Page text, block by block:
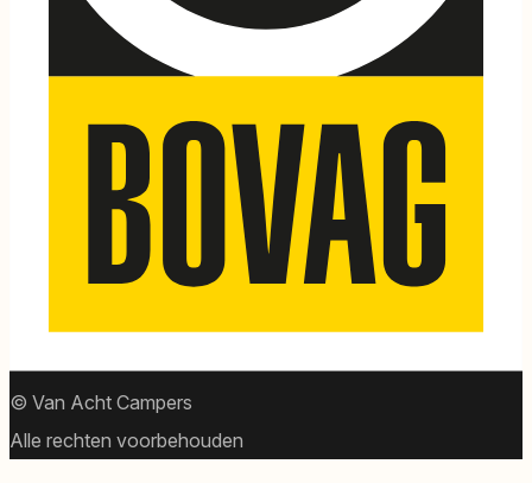
© Van Acht Campers
Alle rechten voorbehouden